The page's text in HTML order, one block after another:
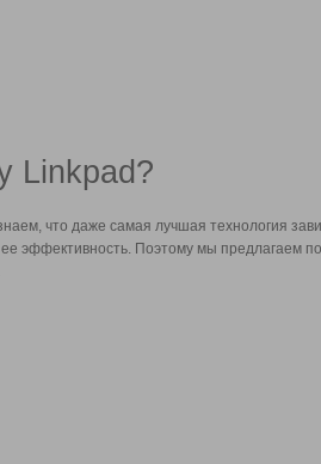
Linkpad?
что даже самая лучшая технология
эффективность. Поэтому мы предлагаем